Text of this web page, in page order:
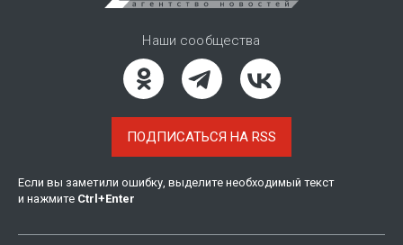
Наши сообщества
ПОДПИСАТЬСЯ НА RSS
Если вы заметили ошибку, выделите необходимый текст
и нажмите Ctrl +Enter